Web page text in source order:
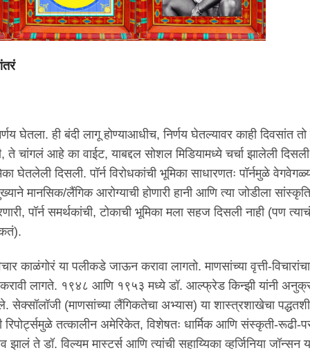
घेतला. ही बंदी लागू होण्याआधीच, निर्णय घेतल्यावर काही दिवसांत तो
ते चांगलं आहे का वाईट, याबद्दल सोशल मिडियामध्ये चर्चा झालेली
घेतलेली दिसली. पॉर्न विरोधकांची भूमिका साधारणतः पॉर्नमुळे
मानसिक/लैंगिक आरोग्याची होणारी हानी आणि त्या जोडीला
पॉर्न समर्थकांची, टोकाची भूमिका मला सहज दिसली नाही (पण
काळंगोरं या पलीकडे जाऊन करावा लागतो. माणसांच्या वृत्ती-
लागते. १९४८ आणि १९५३ मध्ये डॉ. आल्फ्रेड किन्झी यांनी
सेक्सॉलॉजी (माणसांच्या लैंगिकतेचा अभ्यास) या शास्त्रशाखेचा
तत्कालीन अमेरिकेत, विशेषतः धार्मिक आणि संस्कृती-रूढी-
ते डॉ. विल्यम मास्टर्स आणि त्यांची सहाय्यिका व्हर्जिनिया जॉन्सन